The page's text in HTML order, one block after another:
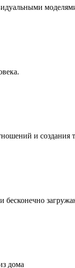
и создания
бесконечно
дома